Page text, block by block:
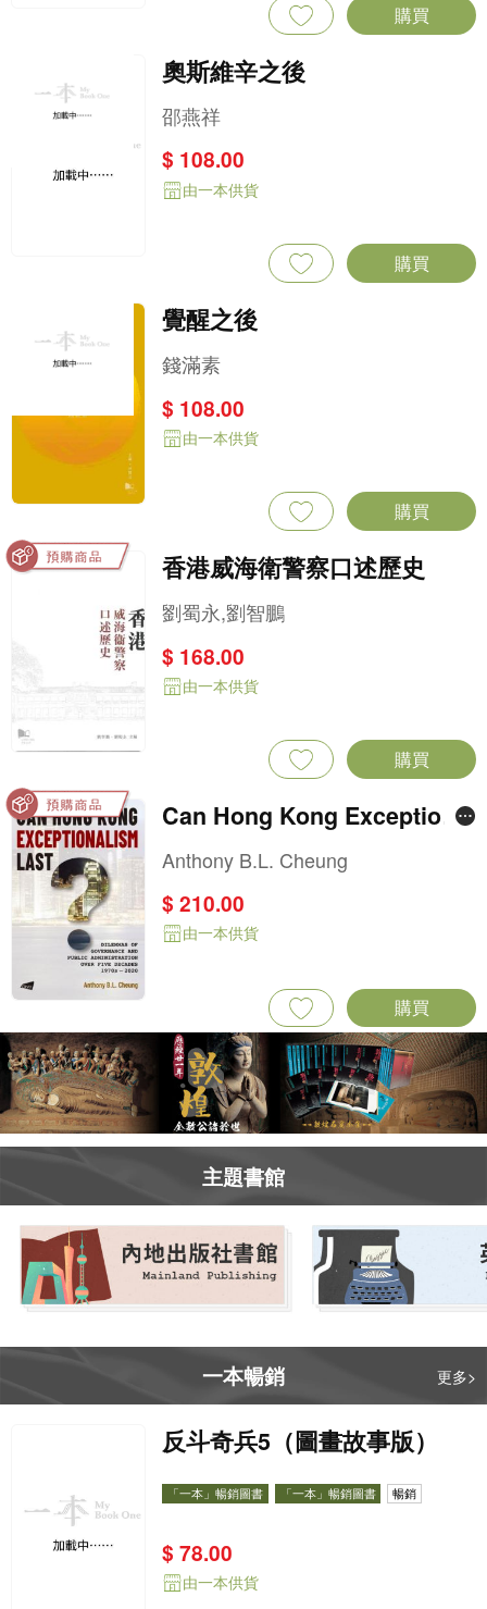
購買
奧斯維辛之後
邵燕祥
$ 108.00
由一本供貨
購買
覺醒之後
錢滿素
$ 108.00
由一本供貨
購買
香港威海衛警察口述歷史
劉蜀永,劉智鵬
$ 168.00
由一本供貨
購買
Can Hong Kong Exceptional
ism Last?: Dilemmas of Gov
ernance and Public Adminis
tration over Five Decades, 1
970s–2020
Anthony B.L. Cheung
$ 210.00
由一本供貨
購買
主題書館
一本暢銷 更多>
反斗奇兵5（圖畫故事版）
「一本」暢銷圖書 「一本」暢銷圖書 暢銷
$ 78.00
由一本供貨